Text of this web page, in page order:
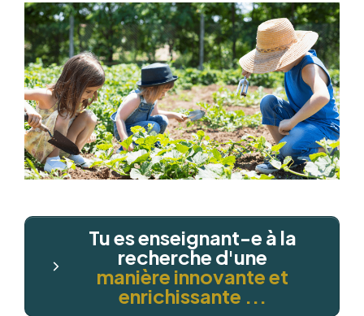
Tu es enseignant-e à la
recherche d'une
manière innovante et
enrichissante ...